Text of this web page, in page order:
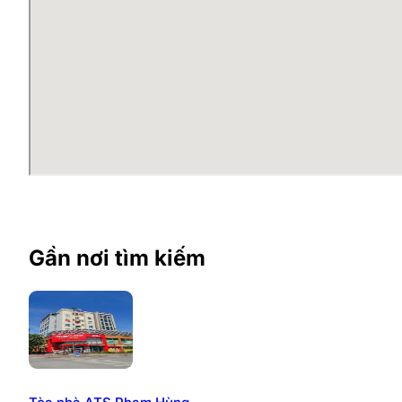
Kính chắn tường: Kính cách nhiệt , chống nóng,
Tiện ích tòa nhà Samsora
Thang máy: Khu căn hộ: 10 thang máy
Điều hòa: Hệ thống điều hòa không khí trung tâm
Hệ thống PCCC: Hệ thống đầu báo khói, báo
Gần nơi tìm kiếm